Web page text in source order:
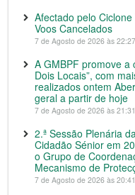
Afectado pelo
Voos Cancelados
7 de Agosto de 2026 às 22:27
A GMBPF promove a
Dois Locais”, com
realizados ontem
geral a partir de hoje
7 de Agosto de 2026 às 21:31
2.ª Sessão Plenária
Cidadão Sénior em
o Grupo de
Mecanismo de
7 de Agosto de 2026 às 20:41